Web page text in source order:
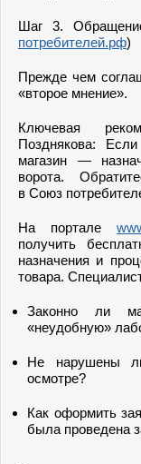
Шаг 3.
потребителей.рф)
Прежде чем
«второе мнение».
Ключевая
Позднякова:
магазин —
ворота.
в Союз
На портале
получить
назначения и
товара.
Законно ли
«неудобную»
Не нарушены
осмотре?
Как оформить
была проведена